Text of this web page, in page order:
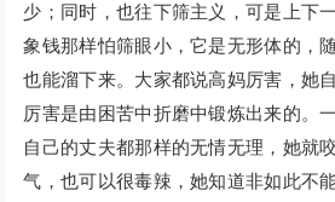
少；同时，也往下筛主义，可是上下
象钱那样怕筛眼小，它是无形体的，
也能溜下来。大家都说高妈厉害，她
厉害是由困苦中折磨中锻炼出来的。
自己的丈夫都那样的无情无理，她就
气，也可以很毒辣，她知道非如此不